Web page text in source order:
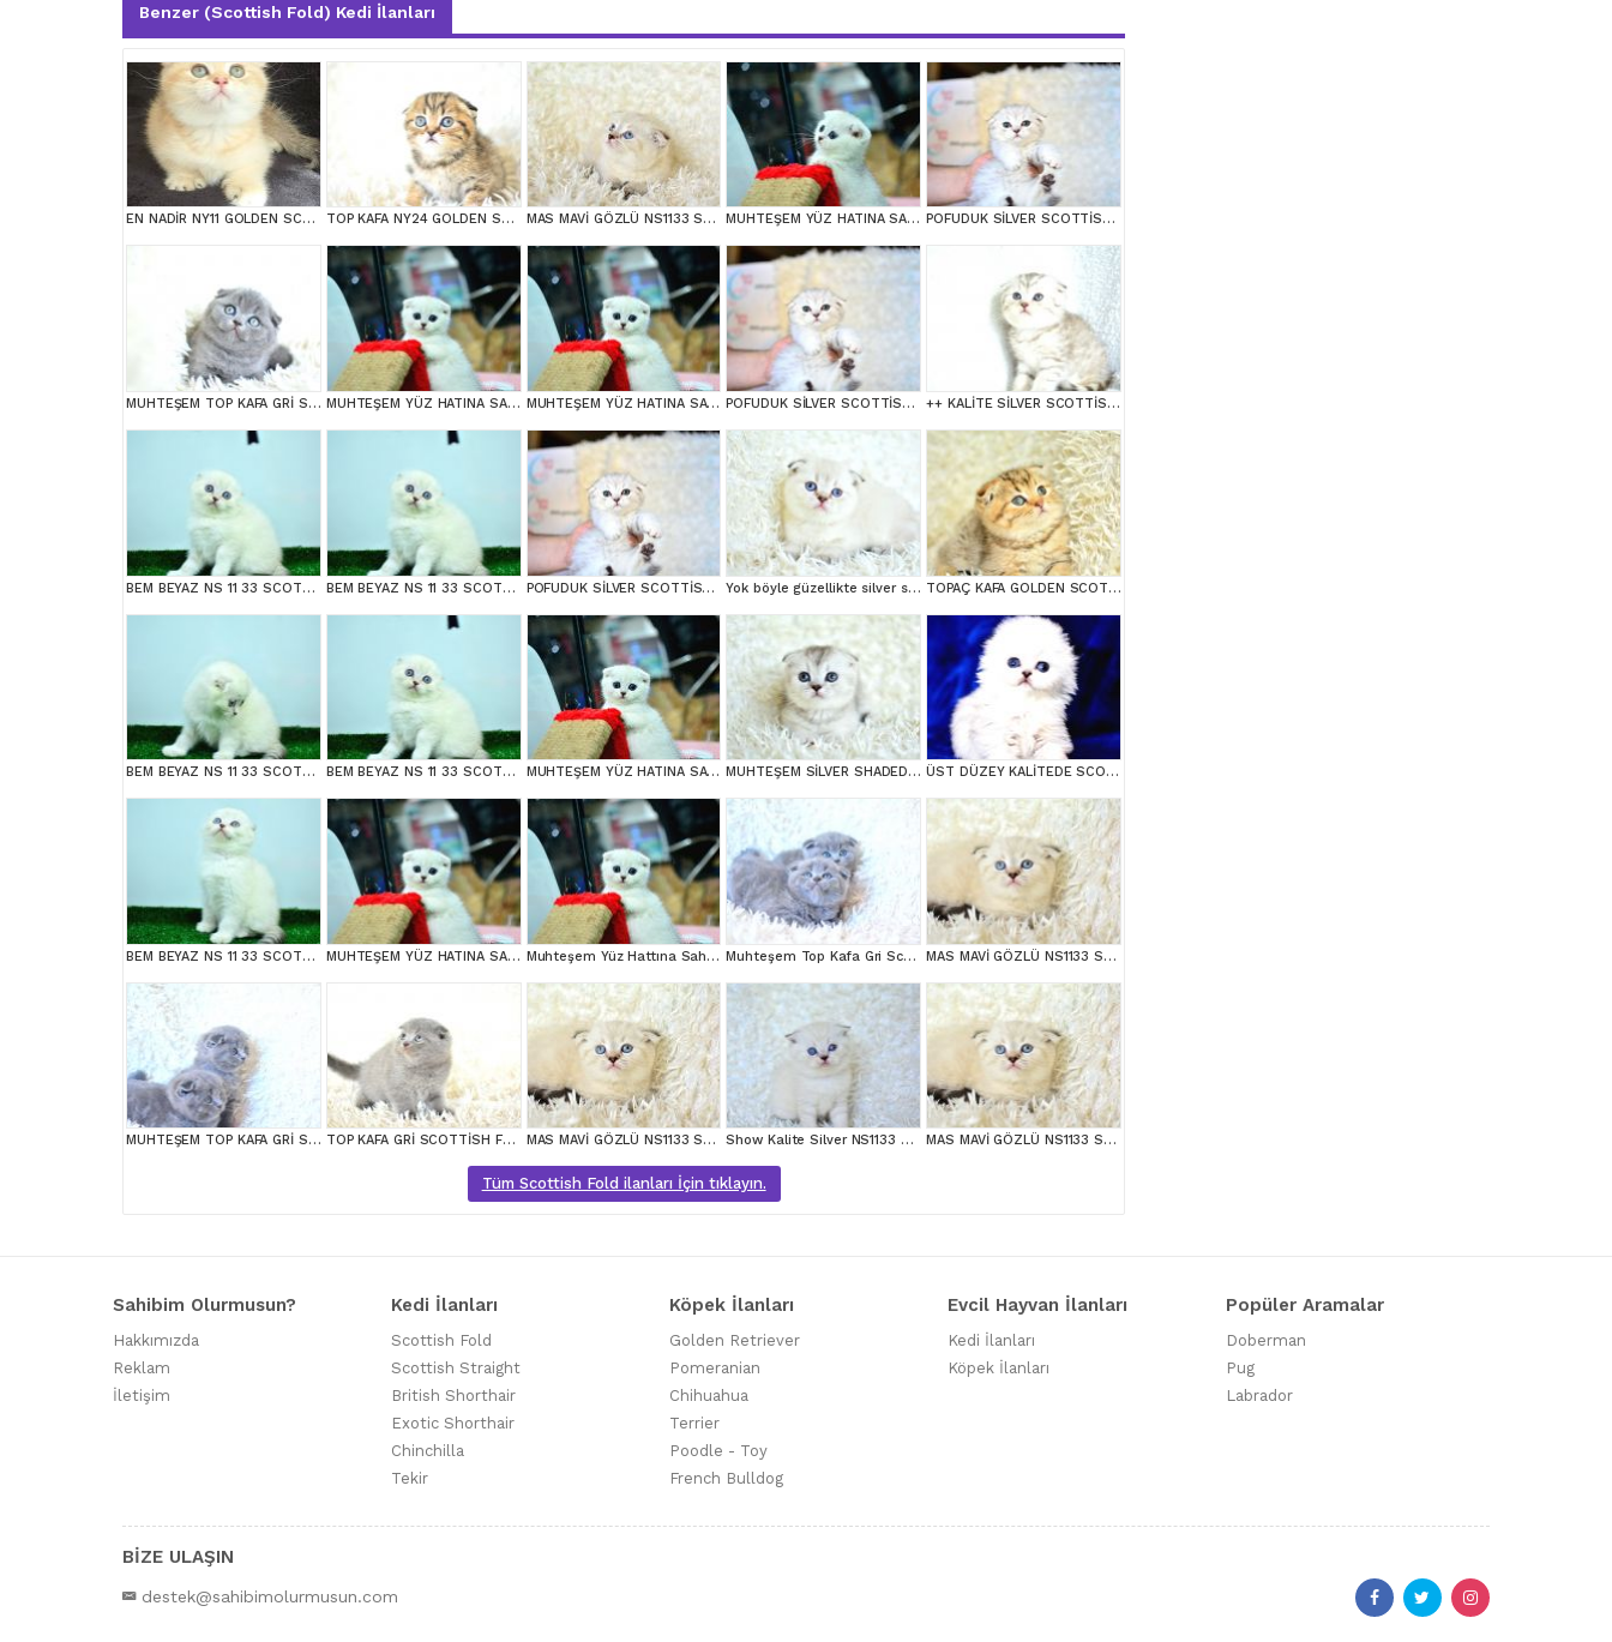
Benzer (Scottish Fold) Kedi İlanları
EN NADİR NY11 GOLDEN SCOTTİSH FOLD YAVRUMUZ TOP KAFA NY24 GOLDEN SCOTTİSH FOLD MAS MAVİ GÖZLÜ NS1133 SCOTTİSH FOLD erkek MUHTEŞEM YÜZ HATINA SAHİP SİLVER SCOTTİSH FOLD POFUDUK SİLVER SCOTTİSH FOLD
MUHTEŞEM TOP KAFA GRİ SCOTTİSH FOLD MUHTEŞEM YÜZ HATINA SAHİP SİLVER SCOTTİSH FOLD MUHTEŞEM YÜZ HATINA SAHİP SİLVER SCOTTİSH FOLD POFUDUK SİLVER SCOTTİSH FOLD ++ KALİTE SİLVER SCOTTİSH FOLD
BEM BEYAZ NS 11 33 SCOTTİSH FOLD BEM BEYAZ NS 11 33 SCOTTİSH FOLD POFUDUK SİLVER SCOTTİSH FOLD Yok böyle güzellikte silver scottish fold TOPAÇ KAFA GOLDEN SCOTTİSH FOLD
BEM BEYAZ NS 11 33 SCOTTİSH FOLD BEM BEYAZ NS 11 33 SCOTTİSH FOLD MUHTEŞEM YÜZ HATINA SAHİP SİLVER SCOTTİSH FOLD MUHTEŞEM SİLVER SHADED SCOTTİSH FOLD ÜST DÜZEY KALİTEDE SCOTTİSH FOLD LONGHAİR NS1133
BEM BEYAZ NS 11 33 SCOTTİSH FOLD MUHTEŞEM YÜZ HATINA SAHİP SİLVER SCOTTİSH FOLD Muhteşem Yüz Hattına Sahip Silver Scottish Fold Muhteşem Top Kafa Gri Scottish Fold MAS MAVİ GÖZLÜ NS1133 SCOTTİSH FOLD
MUHTEŞEM TOP KAFA GRİ SCOTTİSH YAVRULAR TOP KAFA GRİ SCOTTİSH FOLD MAS MAVİ GÖZLÜ NS1133 SCOTTİSH FOLD erkek Show Kalite Silver NS1133 Scottish Fold Yavrumuz MAS MAVİ GÖZLÜ NS1133 SCOTTİSH FOLD erkek
Tüm Scottish Fold ilanları İçin tıklayın.
Sahibim Olurmusun?
Hakkımızda
Reklam
İletişim
Kedi İlanları
Scottish Fold
Scottish Straight
British Shorthair
Exotic Shorthair
Chinchilla
Tekir
Köpek İlanları
Golden Retriever
Pomeranian
Chihuahua
Terrier
Poodle - Toy
French Bulldog
Evcil Hayvan İlanları
Kedi İlanları
Köpek İlanları
Popüler Aramalar
Doberman
Pug
Labrador
BİZE ULAŞIN
destek@sahibimolurmusun.com